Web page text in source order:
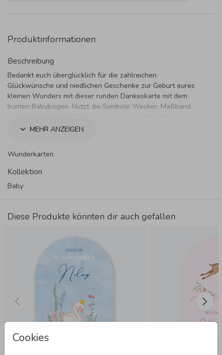
Cookies
Produktinformationen
Beschreibung
Bedankt euch überglücklich für die zahlreichen
Glückwünsche und niedlichen Geschenke zur Geburt eures
kleinen Wunders mit dieser runden Dankeskarte mit dem
bunten Babybogen. Nutzt die Symbole Wecker, Maßband
verraten.MEHR ANZEIGEN
Wunderkarten
Kollektion
Baby
Diese Produkte könnten dir auch gefallen